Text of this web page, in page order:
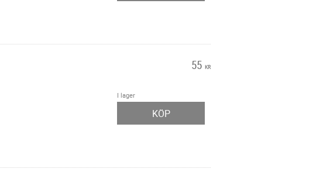
55 KR
I lager
KÖP